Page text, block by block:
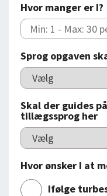
Hvor manger er I?
Sprog opgaven
Skal der guides
tillægssprog her
Hvor ønsker I at
Ifølge